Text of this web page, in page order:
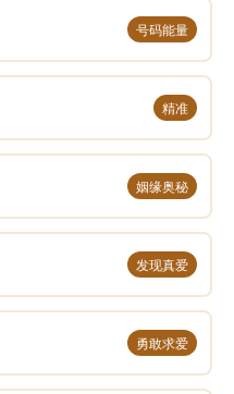
号码能量
精准
姻缘奥秘
发现真爱
勇敢求爱